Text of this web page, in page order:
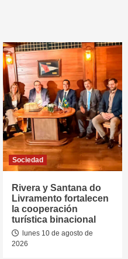
Sociedad
Rivera y Santana do
Livramento fortalecen
la cooperación
turística binacional
lunes 10 de agosto de
2026